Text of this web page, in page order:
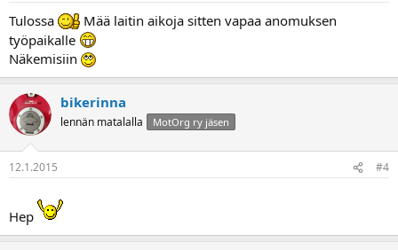
Tulossa
Mää laitin aikoja sitten vapaa anomuksen
työpaikalle
Näkemisiin
bikerinna
lennän matalalla MotOrg ry jäsen
12.1.2015 #4
Hep